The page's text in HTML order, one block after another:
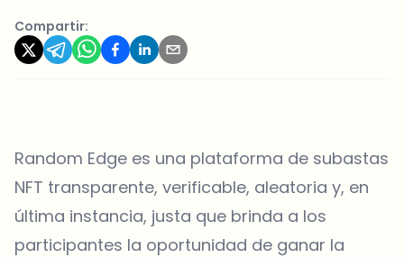
Compartir:
Random Edge es una plataforma de subastas
NFT transparente, verificable, aleatoria y, en
última instancia, justa que brinda a los
participantes la oportunidad de ganar la